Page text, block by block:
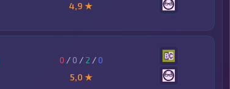
4,9 ★
0 / 0 / 2 /0
5,0 ★